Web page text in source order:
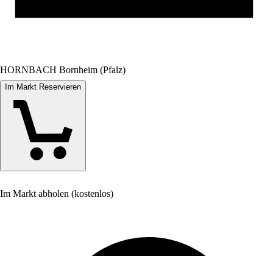
HORNBACH Bornheim (Pfalz)
Im Markt Reservieren
Im Markt abholen (kostenlos)